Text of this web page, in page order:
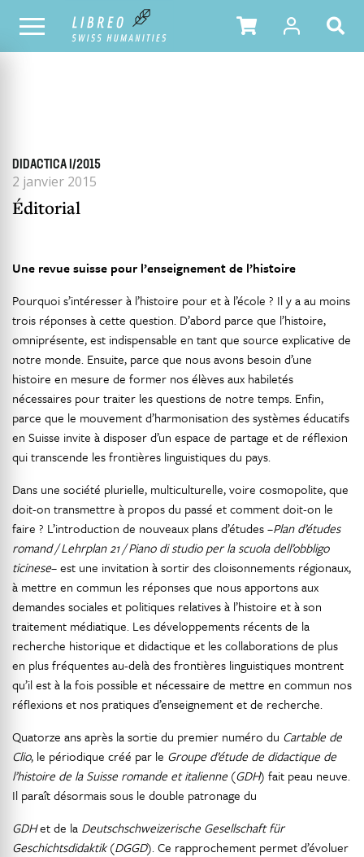
TOUS LES NUMÉROS SOMMAIRE DU NUMÉRO
DIDACTICA I/2015
2 janvier 2015
Éditorial
Une revue suisse pour l’enseignement de l’histoire
Pourquoi s’intéresser à l’histoire pour et à l’école ? Il y a au moins
trois réponses à cette question. D’abord parce que l’histoire,
omniprésente, est indispensable en tant que source explicative de
notre monde. Ensuite, parce que nous avons besoin d’une
histoire en mesure de former nos élèves aux habiletés
nécessaires pour traiter les questions de notre temps. Enfin,
parce que le mouvement d’harmonisation des systèmes éducatifs
en Suisse invite à disposer d’un espace de partage et de réflexion
qui transcende les frontières linguistiques du pays.
Dans une société plurielle, multiculturelle, voire cosmopolite, que
doit-on transmettre à propos du passé et comment doit-on le
faire ? L’introduction de nouveaux plans d’études –Plan d’études
romand / Lehrplan 21 / Piano di studio per la scuola dell’obbligo
ticinese– est une invitation à sortir des cloisonnements régionaux,
à mettre en commun les réponses que nous apportons aux
demandes sociales et politiques relatives à l’histoire et à son
traitement médiatique. Les développements récents de la
recherche historique et didactique et les collaborations de plus
en plus fréquentes au-delà des frontières linguistiques montrent
qu’il est à la fois possible et nécessaire de mettre en commun nos
réflexions et nos pratiques d’enseignement et de recherche.
Quatorze ans après la sortie du premier numéro du Cartable de
Clio, le périodique créé par le Groupe d’étude de didactique de
l’histoire de la Suisse romande et italienne (GDH) fait peau neuve.
Il paraît désormais sous le double patronage du
GDHet de la Deutschschweizerische Gesellschaft für
Geschichtsdidaktik(DGGD). Ce rapprochement permet d’évoluer